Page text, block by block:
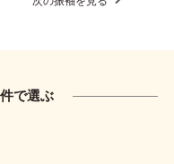
で選ぶ